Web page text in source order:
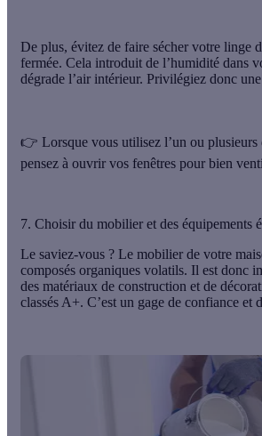
De plus, évitez de faire sécher votre linge
fermée. Cela introduit de l’humidité dans
dégrade l’air intérieur. Privilégiez donc
👉 Lorsque vous utilisez l’un ou plusieurs
pensez à ouvrir vos fenêtres pour bien
7. Choisir du mobilier et des équipements
Le saviez-vous ? Le mobilier de votre
composés organiques volatils. Il est donc
des matériaux de construction et de
classés A+. C’est un gage de confiance et